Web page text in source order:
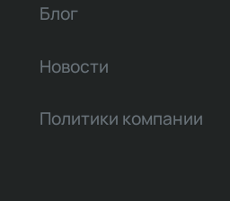
Блог
Новости
Политики компании